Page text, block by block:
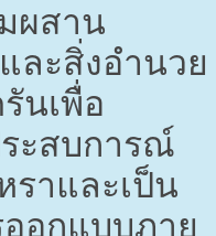
ผสาน
ละสิ่งอำนวย
นเพื่อ
ะสบการณ์
ราและเป็น
อกแบบภาย